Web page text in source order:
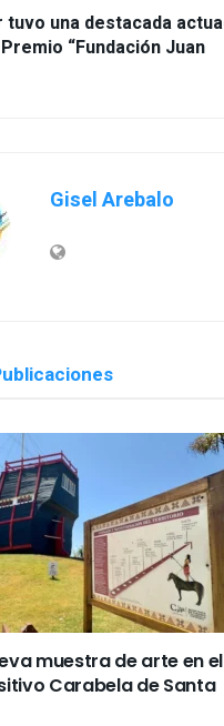
tuvo una destacada
“Fundación Juan
Gisel Arebalo
muestra de arte en el
Carabela de Santa